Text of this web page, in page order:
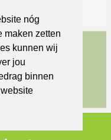
nóg
maken zetten
kunnen wij
jou
binnen